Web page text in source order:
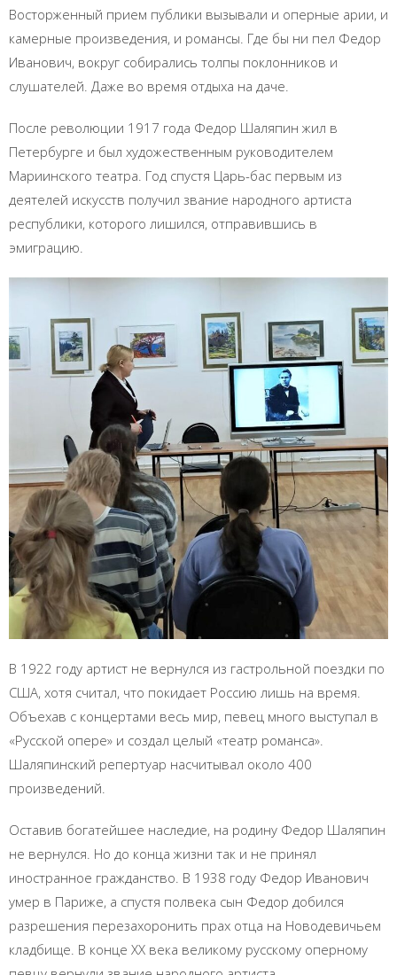
Восторженный прием публики вызывали и оперные арии, и
камерные произведения, и романсы. Где бы ни пел Федор
Иванович, вокруг собирались толпы поклонников и
слушателей. Даже во время отдыха на даче.
После революции 1917 года Федор Шаляпин жил в
Петербурге и был художественным руководителем
Мариинского театра. Год спустя Царь-бас первым из
деятелей искусств получил звание народного артиста
республики, которого лишился, отправившись в
эмиграцию.
В 1922 году артист не вернулся из гастрольной поездки по
США, хотя считал, что покидает Россию лишь на время.
Объехав с концертами весь мир, певец много выступал в
«Русской опере» и создал целый «театр романса».
Шаляпинский репертуар насчитывал около 400
произведений.
Оставив богатейшее наследие, на родину Федор Шаляпин
не вернулся. Но до конца жизни так и не принял
иностранное гражданство. В 1938 году Федор Иванович
умер в Париже, а спустя полвека сын Федор добился
разрешения перезахоронить прах отца на Новодевичьем
кладбище. В конце ХХ века великому русскому оперному